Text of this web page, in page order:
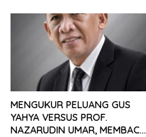
MENGUKUR PELUANG GUS
YAHYA VERSUS PROF.
NAZARUDIN UMAR, MEMBACA